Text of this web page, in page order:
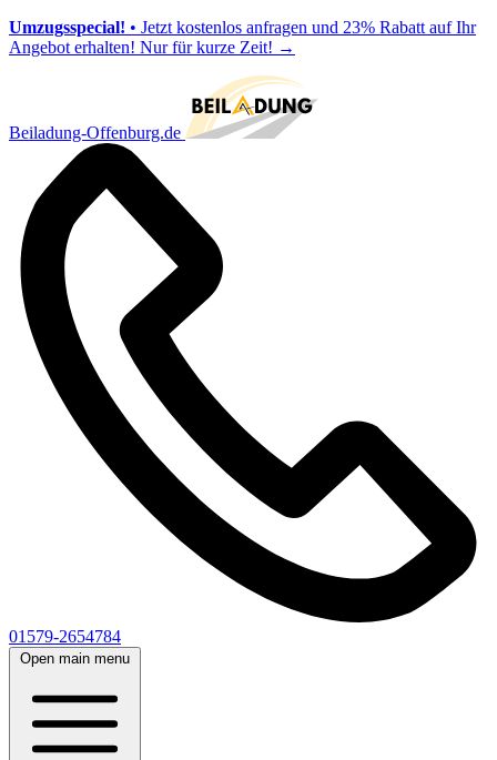
Umzugsspecial! • Jetzt kostenlos anfragen und 23% Rabatt auf Ihr
Angebot erhalten! Nur für kurze Zeit! →
Beiladung-Offenburg.de
01579-2654784
Open main menu